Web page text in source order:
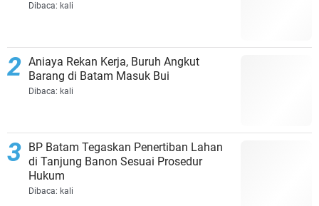
Dibaca: kali
Aniaya Rekan Kerja, Buruh Angkut
Barang di Batam Masuk Bui
Dibaca: kali
BP Batam Tegaskan Penertiban Lahan
di Tanjung Banon Sesuai Prosedur
Hukum
Dibaca: kali